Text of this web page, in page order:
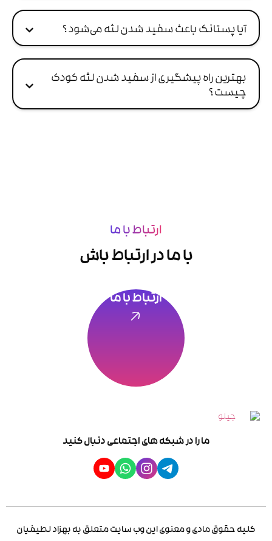
آیا پستانک باعث سفید شدن لثه می‌شود ؟
بهترین راه پیشگیری از سفید شدن لثه کودک
چیست ؟
ارتباط با ما
با ما در ارتباط باش
ارتباط با ما
ما را در شبکه های اجتماعی دنبال کنید
کلیه حقوق مادی و معنوی این وب سایت متعلق به بهزاد لطیفیان